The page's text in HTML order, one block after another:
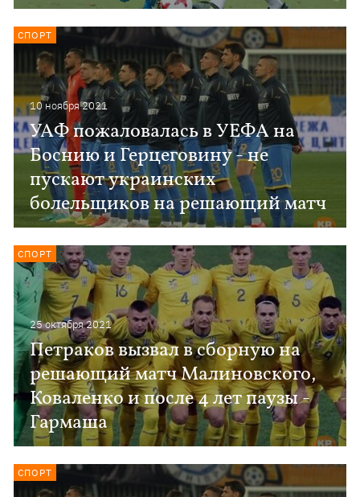
10 ноября 2021
УАФ пожаловалась в УЕФА на
Боснию и Герцеговину - не
пускают украинских
болельщиков на решающий матч
СПОРТ
25 октября 2021
Петраков вызвал в сборную на
решающий матч Малиновского,
Коваленко и после 4 лет паузы -
Гармаша
СПОРТ
СПОРТ